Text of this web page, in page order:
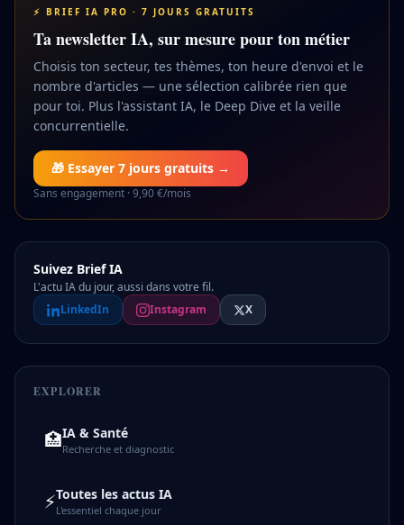
⚡ BRIEF IA PRO · 7 JOURS GRATUITS
Ta newsletter IA, sur mesure pour ton métier
Choisis ton secteur, tes thèmes, ton heure d'envoi et le
nombre d'articles — une sélection calibrée rien que
pour toi. Plus l'assistant IA, le Deep Dive et la veille
concurrentielle.
🎁 Essayer 7 jours gratuits →
Sans engagement · 9,90 €/mois
Suivez Brief IA
L'actu IA du jour, aussi dans votre fil.
LinkedIn
Instagram X
EXPLORER
🏥IA & Santé
Recherche et diagnostic
⚡Toutes les actus IA
L'essentiel chaque jour